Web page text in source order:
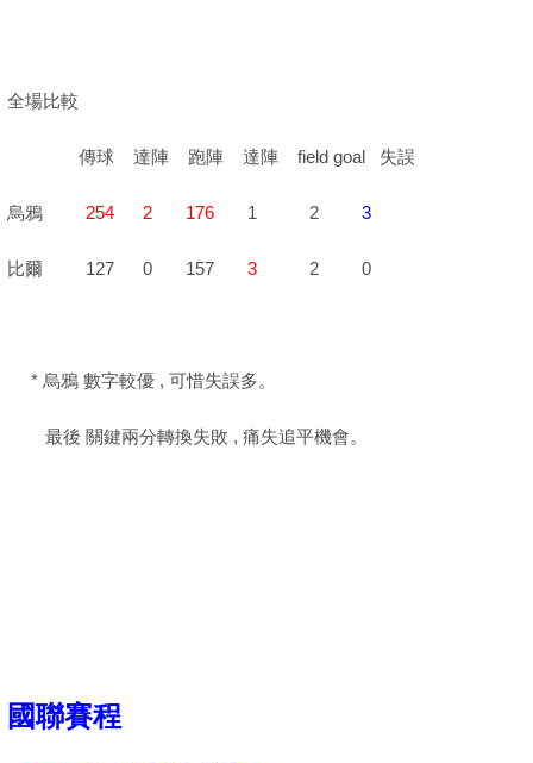
全場比較
傳球 達陣 跑陣 達陣 field goal 失誤
烏鴉 254 2 176 1 2 3
比爾 127 0 157 3 2 0
* 烏鴉 數字較優 , 可惜失誤多。
最後 關鍵兩分轉換失敗 , 痛失追平機會。
國聯賽程